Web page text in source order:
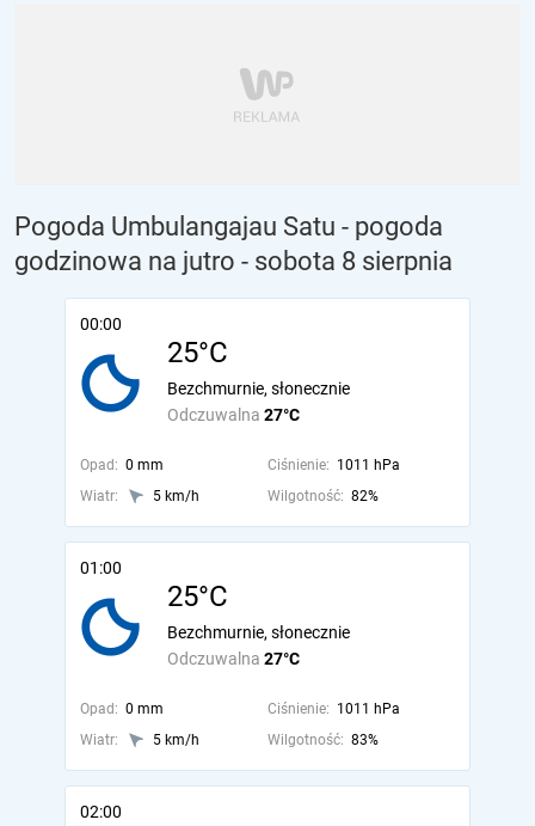
Pogoda Umbulangajau Satu - pogoda
godzinowa na jutro - sobota 8 sierpnia
00:00
25°C
Odczuwalna 27°C
Bezchmurnie, słonecznie
Opad: 0 mm Ciśnienie: 1011 hPa
Wiatr:
5 km/h Wilgotność: 82%
01:00
25°C
Odczuwalna 27°C
Bezchmurnie, słonecznie
Opad: 0 mm Ciśnienie: 1011 hPa
Wiatr:
5 km/h Wilgotność: 83%
02:00